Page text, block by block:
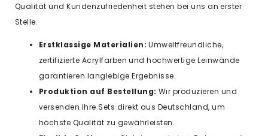
Qualität und Kundenzufriedenheit stehen bei uns an erster
Stelle.
Erstklassige Materialien: Umweltfreundliche,
zertifizierte Acrylfarben und hochwertige Leinwände
garantieren langlebige Ergebnisse.
Produktion auf Bestellung: Wir produzieren und
versenden Ihre Sets direkt aus Deutschland, um
höchste Qualität zu gewährleisten.